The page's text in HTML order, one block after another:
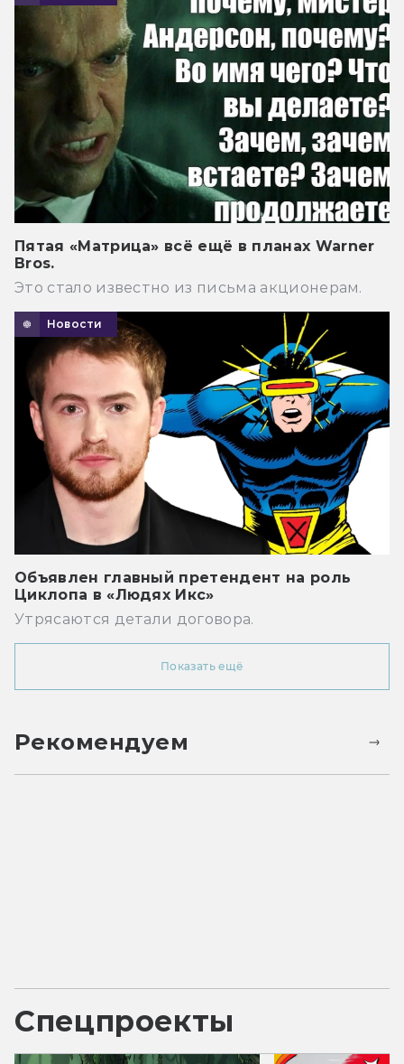
Пятая «Матрица» всё ещё в планах Warner
Bros.
Это стало известно из письма акционерам.
Новости
Объявлен главный претендент на роль
Циклопа в «Людях Икс»
Утрясаются детали договора.
Показать ещё
Рекомендуем
Спецпроекты